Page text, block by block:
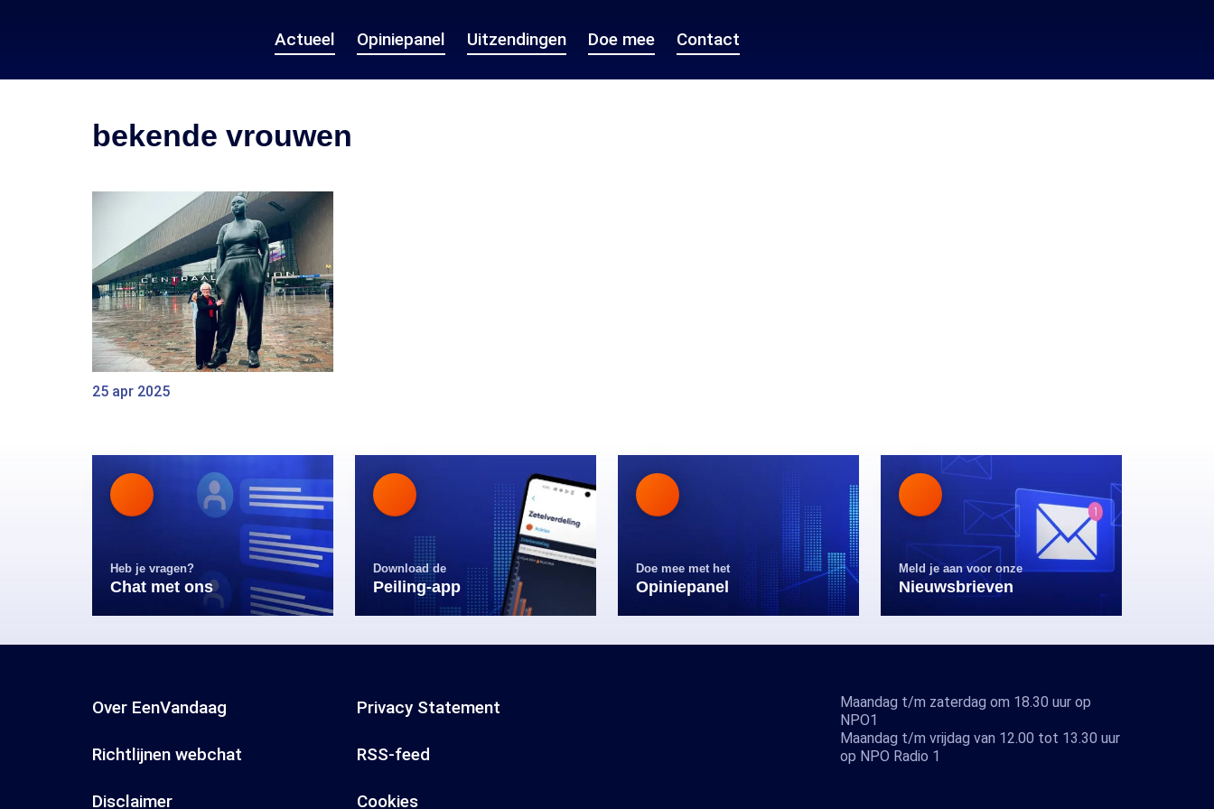
Actueel Opiniepanel Uitzendingen Doe mee Contact
bekende vrouwen
25 apr 2025
Heb je vragen?
Chat met ons
Download de
Peiling-app
Doe mee met het
Opiniepanel
Meld je aan voor onze
Nieuwsbrieven
Over EenVandaag Privacy Statement
Richtlijnen webchat RSS-feed
Disclaimer Cookies
Maandag t/m zaterdag om 18.30 uur op
NPO1
Maandag t/m vrijdag van 12.00 tot 13.30 uur
op NPO Radio 1